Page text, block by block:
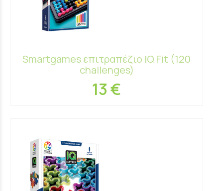
Smartgames επιτραπέζιο IQ Fit (120
challenges)
13 €